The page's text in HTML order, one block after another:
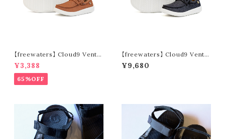
【freewaters】 Cloud9 Ventu
re - Lace Up (brown)
¥3,388
65%OFF
【freewaters】 Cloud9 Ventu
re - Lace Up (black)
¥9,680